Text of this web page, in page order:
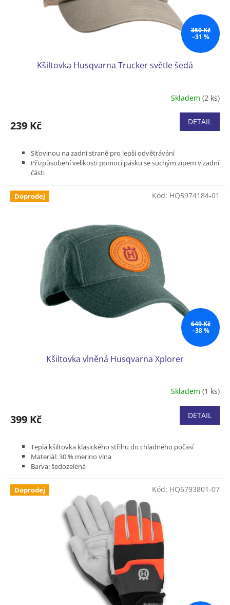
350 Kč
–31 %
Kšiltovka Husqvarna Trucker světle šedá
Skladem (2 ks)
239 Kč DETAIL
Síťovinou na zadní straně pro lepší odvětrávání
Přizpůsobení velikosti pomocí pásku se suchým zipem v zadní
části
Kožené logo Husqvarna
Doprodej
649 Kč
–38 %
Kšiltovka vlněná Husqvarna Xplorer
Skladem (1 ks)
399 Kč DETAIL
Teplá kšiltovka klasického střihu do chladného počasí
Materiál: 30 % merino vlna
Barva: šedozelená
Kód: HQ5974184-01
Doprodej Kód: HQ5793801-07